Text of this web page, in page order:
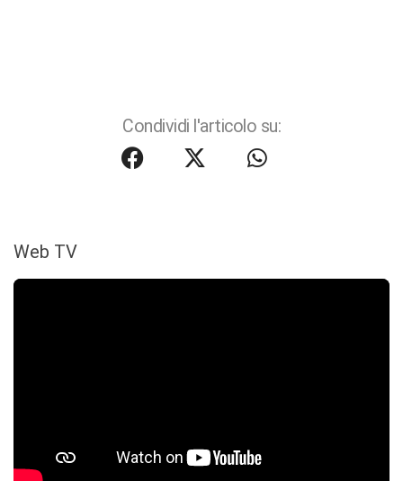
Condividi l'articolo su:
Web TV